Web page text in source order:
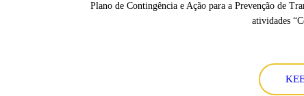
Plano de Contingência e Ação para a Prevenção de
atividades